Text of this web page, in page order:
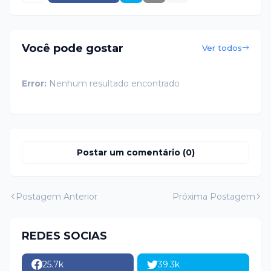
Você pode gostar Ver todos
Error: Nenhum resultado encontrado
Postar um comentário (0)
Postagem Anterior Próxima Postagem
REDES SOCIAS
25.7k 39.3k